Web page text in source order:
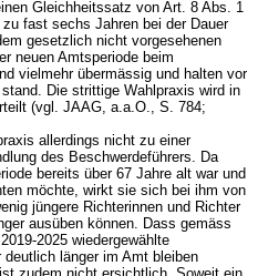
Gleichheitssatz von Art. 8 Abs. 1
fast sechs Jahren bei der Dauer
gesetzlich nicht vorgesehenen
neuen Amtsperiode beim
vielmehr übermässig und halten vor
Die strittige Wahlpraxis wird in
(vgl. JAAG, a.a.O., S. 784;
allerdings nicht zu einer
des Beschwerdeführers. Da
bereits über 67 Jahre alt war und
möchte, wirkt sie sich bei ihm von
jüngere Richterinnen und Richter
ausüben können. Dass gemäss
2025 wiedergewählte
länger im Amt bleiben